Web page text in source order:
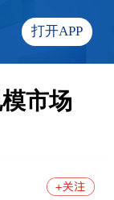
从流水线到兴趣
暑期工市场刮起“
打开APP
市场